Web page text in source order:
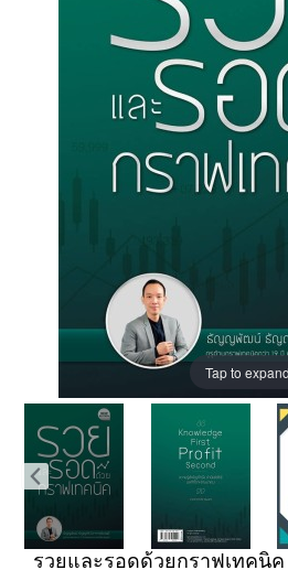
Tap to expand
รวยและรอดด้วยกราฟเทคนิ